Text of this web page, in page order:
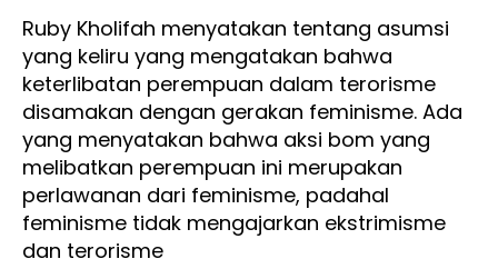
Ruby Kholifah menyatakan tentang asumsi
yang keliru yang mengatakan bahwa
keterlibatan perempuan dalam terorisme
disamakan dengan gerakan feminisme. Ada
yang menyatakan bahwa aksi bom yang
melibatkan perempuan ini merupakan
perlawanan dari feminisme, padahal
feminisme tidak mengajarkan ekstrimisme
dan terorisme